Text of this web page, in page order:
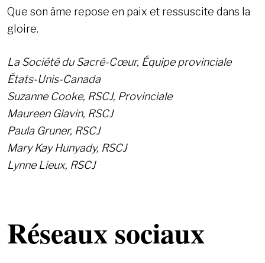
Que son âme repose en paix et ressuscite dans la
gloire.
La Société du Sacré-Cœur, Équipe provinciale
États-Unis-Canada
Suzanne Cooke, RSCJ, Provinciale
Maureen Glavin, RSCJ
Paula Gruner, RSCJ
Mary Kay Hunyady, RSCJ
Lynne Lieux, RSCJ
Réseaux sociaux